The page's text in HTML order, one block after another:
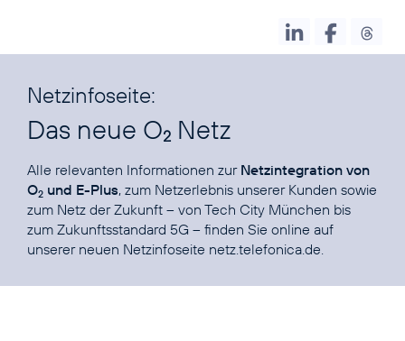
Netzinfoseite:
Das neue O2 Netz
Alle relevanten Informationen zur Netzintegration von
O2 und E-Plus, zum Netzerlebnis unserer Kunden sowie
zum Netz der Zukunft – von Tech City München bis
zum Zukunftsstandard 5G – finden Sie online auf
unserer neuen Netzinfoseite netz.telefonica.de